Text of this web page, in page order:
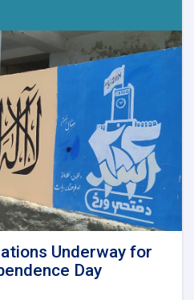
Underway for
Day